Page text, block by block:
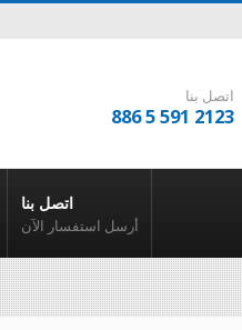
اتصل بنا
886 5 591 2123
اتصل بنا
أرسل استفسار الآن